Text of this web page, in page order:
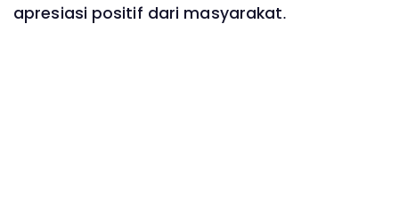
apresiasi positif dari masyarakat.